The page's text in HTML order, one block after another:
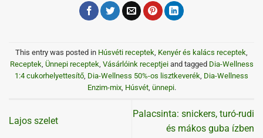
This entry was posted in Húsvéti receptek Kenyér és kalács receptek
Receptek Ünnepi receptek Vásárlóink receptjeiand tagged Dia-Wellness
1:4 cukorhelyettesítő Dia-Wellness 50%-os lisztkeverék Dia-Wellness
Enzim-mix, Húsvét, ünnepi.
Lajos szelet
Palacsinta: snickers, turó-rudi
és mákos guba ízben